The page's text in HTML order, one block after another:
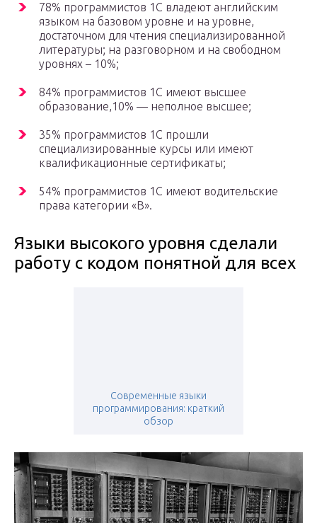
78% программистов 1С владеют английским
языком на базовом уровне и на уровне,
достаточном для чтения специализированной
литературы; на разговорном и на свободном
уровнях – 10%;
84% программистов 1С имеют высшее
образование,10% — неполное высшее;
35% программистов 1С прошли
специализированные курсы или имеют
квалификационные сертификаты;
54% программистов 1С имеют водительские
права категории «В».
Языки высокого уровня сделали
работу с кодом понятной для всех
Современные языки
программирования: краткий
обзор